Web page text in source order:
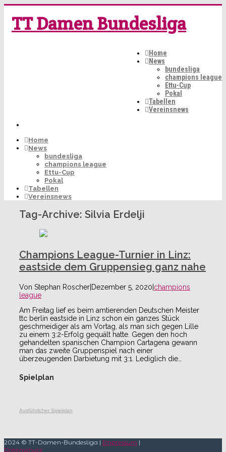
TT Damen Bundesliga
Home
News
bundesliga
champions league
Ettu-Cup
Pokal
Tabellen
Vereinsnews
Home
News
bundesliga
champions league
Ettu-Cup
Pokal
Tabellen
Vereinsnews
Tag-Archive: Silvia Erdelji
Champions League-Turnier in Linz:
eastside dem Gruppensieg ganz nahe
Von Stephan Roscher Dezember 5, 2020 champions
league
Am Freitag lief es beim amtierenden Deutschen Meister
ttc berlin eastside in Linz schon ein ganzes Stück
geschmeidiger als am Vortag, als man sich gegen Lille
zu einem 3:2-Erfolg gequält hatte. Gegen den hoch
gehandelten spanischen Champion Cartagena gewann
man das zweite Gruppenspiel nach einer
überzeugenden Darbietung mit 3:1. Lediglich die…
Spielplan
Ausführlicher Spielplan
2024 © TT-Damen-Bundesliga | Impressum |
Datenschutz